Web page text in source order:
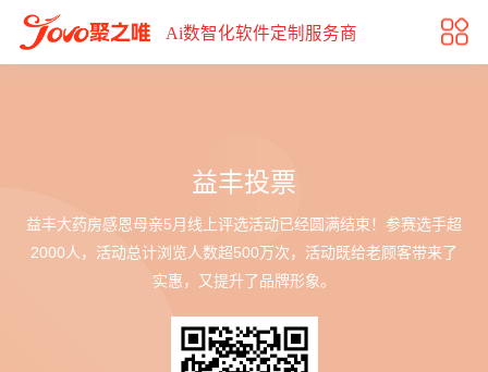
益丰投票
Ai数智化软件定制服务商
益丰投票
益丰大药房感恩母亲5月线上评选活动已经圆满结束！参赛选手超
2000人，活动总计浏览人数超500万次，活动既给老顾客带来了
实惠，又提升了品牌形象。